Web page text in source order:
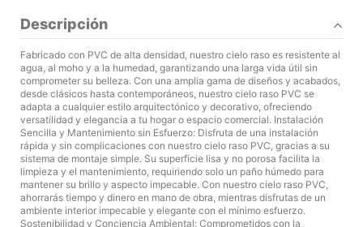
Descripción
Fabricado con PVC de alta densidad, nuestro cielo raso es resistente al
agua, al moho y a la humedad, garantizando una larga vida útil sin
comprometer su belleza. Con una amplia gama de diseños y acabados,
desde clásicos hasta contemporáneos, nuestro cielo raso PVC se
adapta a cualquier estilo arquitectónico y decorativo, ofreciendo
versatilidad y elegancia a tu hogar o espacio comercial. Instalación
Sencilla y Mantenimiento sin Esfuerzo: Disfruta de una instalación
rápida y sin complicaciones con nuestro cielo raso PVC, gracias a su
sistema de montaje simple. Su superficie lisa y no porosa facilita la
limpieza y el mantenimiento, requiriendo solo un paño húmedo para
mantener su brillo y aspecto impecable. Con nuestro cielo raso PVC,
ahorrarás tiempo y dinero en mano de obra, mientras disfrutas de un
ambiente interior impecable y elegante con el mínimo esfuerzo.
Sostenibilidad y Conciencia Ambiental: Comprometidos con la